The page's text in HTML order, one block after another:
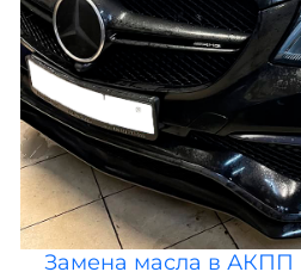
Замена масла в АКПП